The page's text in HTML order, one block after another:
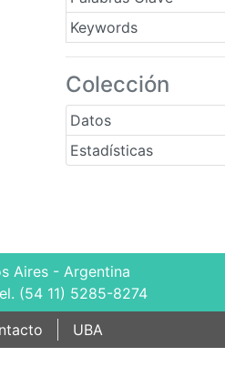
Keywords
Colección
Datos
Estadísticas
Aires - Argentina
(54 11) 5285-8274
UBA